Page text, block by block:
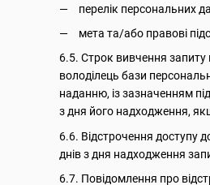
перелік персональних
мета та/або правові
6.5. Строк вивчення
володілець бази
наданню, із зазначенням
з дня його надходження,
6.6. Відстрочення доступу
днів з дня надходження
6.7. Повідомлення про